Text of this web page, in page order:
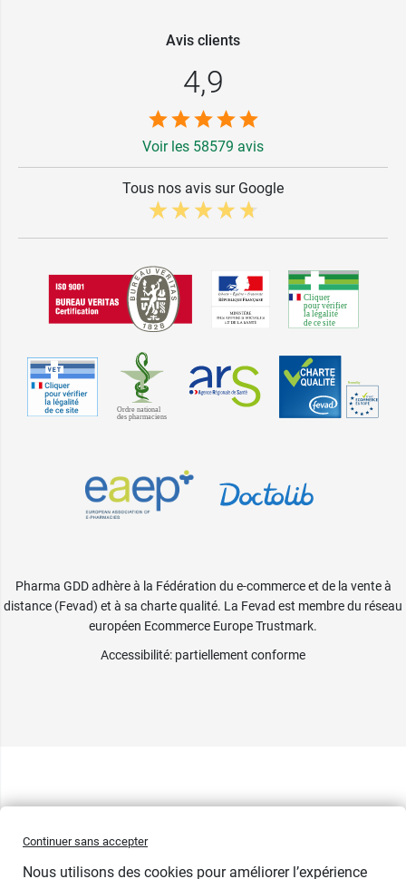
Avis clients
4,9
Voir les 58579 avis
Tous nos avis sur Google
Pharma GDD adhère à la Fédération du e-commerce et de la vente à
distance (Fevad) et à sa charte qualité. La Fevad est membre du réseau
européen Ecommerce Europe Trustmark.
Accessibilité: partiellement conforme
Continuer sans accepter
Nous utilisons des cookies pour améliorer l’expérience